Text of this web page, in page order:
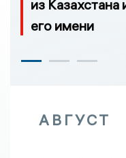
из
его имени
АВГУСТ